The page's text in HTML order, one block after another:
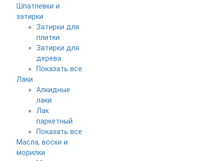
Шпатлевки и
затирки
Затирки для
плитки
Затирки для
дерева
Показать все
Лаки
Алкидные
лаки
Лак
паркетный
Показать все
Масла, воски и
морилки